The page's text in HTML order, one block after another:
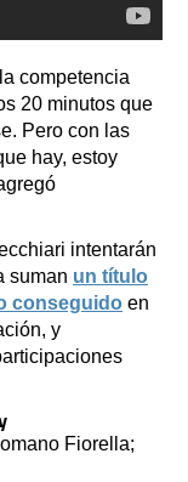
competencia
20 minutos que
Pero con las
hay, estoy
intentarán
suman un título
conseguido en
y
Fiorella;